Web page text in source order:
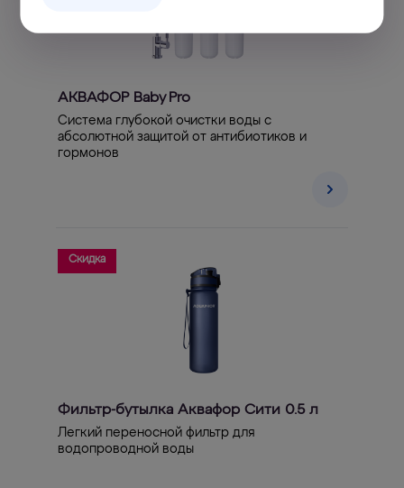
АКВАФОР Baby Pro
Система глубокой очистки воды с
абсолютной защитой от антибиотиков и
гормонов
Скидка
Фильтр-бутылка Аквафор Сити 0.5 л
Легкий переносной фильтр для
водопроводной воды